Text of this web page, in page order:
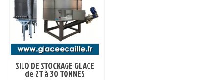
SUR COMMANDE - 5-12
SEMAINES
SILO DE STOCKAGE GLACE
de 2T à 30 TONNES